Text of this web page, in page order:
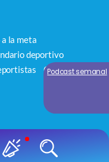
la meta
deportivo
Contacto
Podcast semanal